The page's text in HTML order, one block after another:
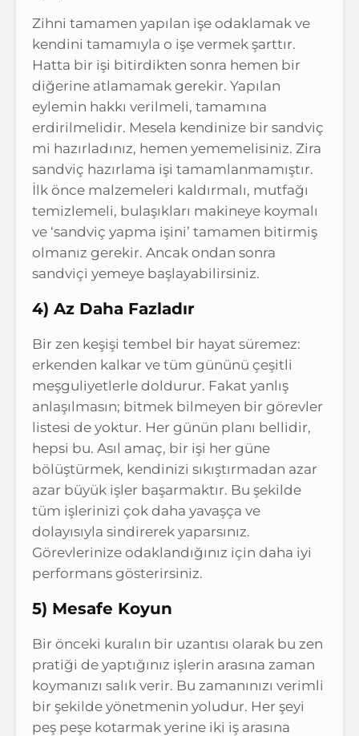
Zihni tamamen yapılan işe odaklamak ve
kendini tamamıyla o işe vermek şarttır.
Hatta bir işi bitirdikten sonra hemen bir
diğerine atlamamak gerekir. Yapılan
eylemin hakkı verilmeli, tamamına
erdirilmelidir. Mesela kendinize bir sandviç
mi hazırladınız, hemen yememelisiniz. Zira
sandviç hazırlama işi tamamlanmamıştır.
İlk önce malzemeleri kaldırmalı, mutfağı
temizlemeli, bulaşıkları makineye koymalı
ve ‘sandviç yapma işini’ tamamen bitirmiş
olmanız gerekir. Ancak ondan sonra
sandviçi yemeye başlayabilirsiniz.
4) Az Daha Fazladır
Bir zen keşişi tembel bir hayat süremez:
erkenden kalkar ve tüm gününü çeşitli
meşguliyetlerle doldurur. Fakat yanlış
anlaşılmasın; bitmek bilmeyen bir görevler
listesi de yoktur. Her günün planı bellidir,
hepsi bu. Asıl amaç, bir işi her güne
bölüştürmek, kendinizi sıkıştırmadan azar
azar büyük işler başarmaktır. Bu şekilde
tüm işlerinizi çok daha yavaşça ve
dolayısıyla sindirerek yaparsınız.
Görevlerinize odaklandığınız için daha iyi
performans gösterirsiniz.
5) Mesafe Koyun
Bir önceki kuralın bir uzantısı olarak bu zen
pratiği de yaptığınız işlerin arasına zaman
koymanızı salık verir. Bu zamanınızı verimli
bir şekilde yönetmenin yoludur. Her şeyi
peş peşe kotarmak yerine iki iş arasına